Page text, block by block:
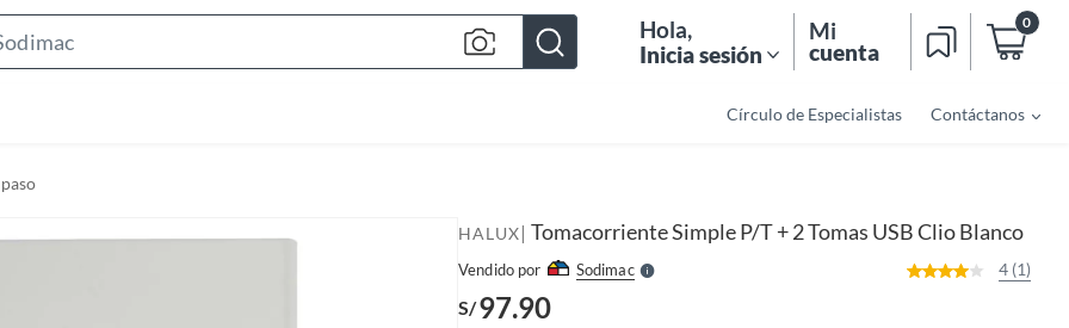
Hola,
Inicia sesión
Mi
cuenta
0
Círculo de Especialistas Contáctanos
HALUX| Tomacorriente Simple P/T + 2 Tomas USB Clio Blanco
Vendido por SodimacS
l
l
4 (1)
S/97.90